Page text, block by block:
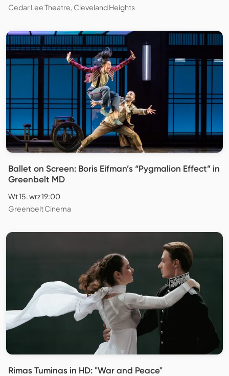
Cedar Lee Theatre, Cleveland Heights
Ballet on Screen: Boris Eifman’s “Pygmalion Effect” in
Greenbelt MD
Wt 15. wrz 19:00
Greenbelt Cinema
Rimas Tuminas in HD: "War and Peace"